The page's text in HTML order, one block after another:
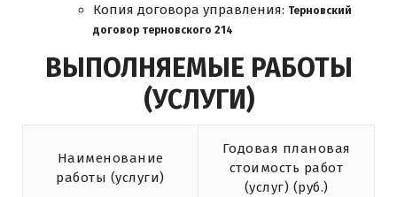
Копия договора управления: Терновский
договор терновского 214
ВЫПОЛНЯЕМЫЕ РАБОТЫ
(УСЛУГИ)
Наименование
работы (услуги)
Годовая плановая
стоимость работ
(услуг) (руб.)